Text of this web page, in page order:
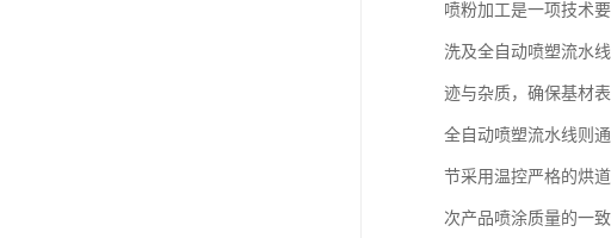
喷粉加工是一项技术
洗及全自动喷塑流水
迹与杂质，确保基材
全自动喷塑流水线则
节采用温控严格的烘
次产品喷涂质量的一